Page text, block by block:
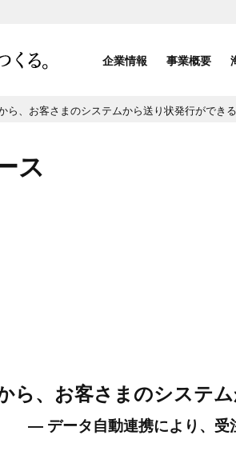
企業情報 事業概要
ら、お客さまのシステムから送り状発行がで
ス
ら、お客さまのシステ
― データ自動連携により、